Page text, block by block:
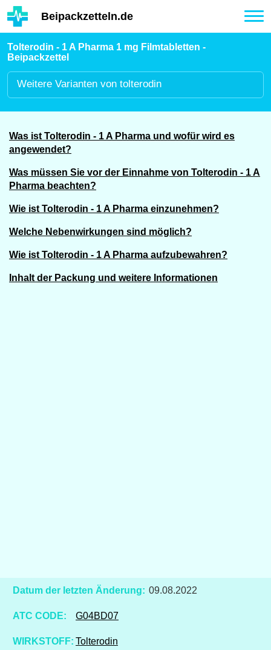
Hauptinhalt
Beipackzetteln.de
Tolterodin - 1 A Pharma 1 mg Filmtabletten -
Beipackzettel
Weitere Varianten von tolterodin
Was ist Tolterodin - 1 A Pharma und wofür wird es
angewendet?
Was müssen Sie vor der Einnahme von Tolterodin - 1 A
Pharma beachten?
Wie ist Tolterodin - 1 A Pharma einzunehmen?
Welche Nebenwirkungen sind möglich?
Wie ist Tolterodin - 1 A Pharma aufzubewahren?
Inhalt der Packung und weitere Informationen
Datum der letzten Änderung: 09.08.2022
ATC CODE: G04BD07
WIRKSTOFF: Tolterodin